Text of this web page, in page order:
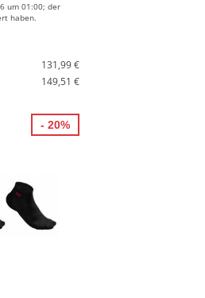
um 01:00; der
haben.
131,99 €
149,51 €
- 20%